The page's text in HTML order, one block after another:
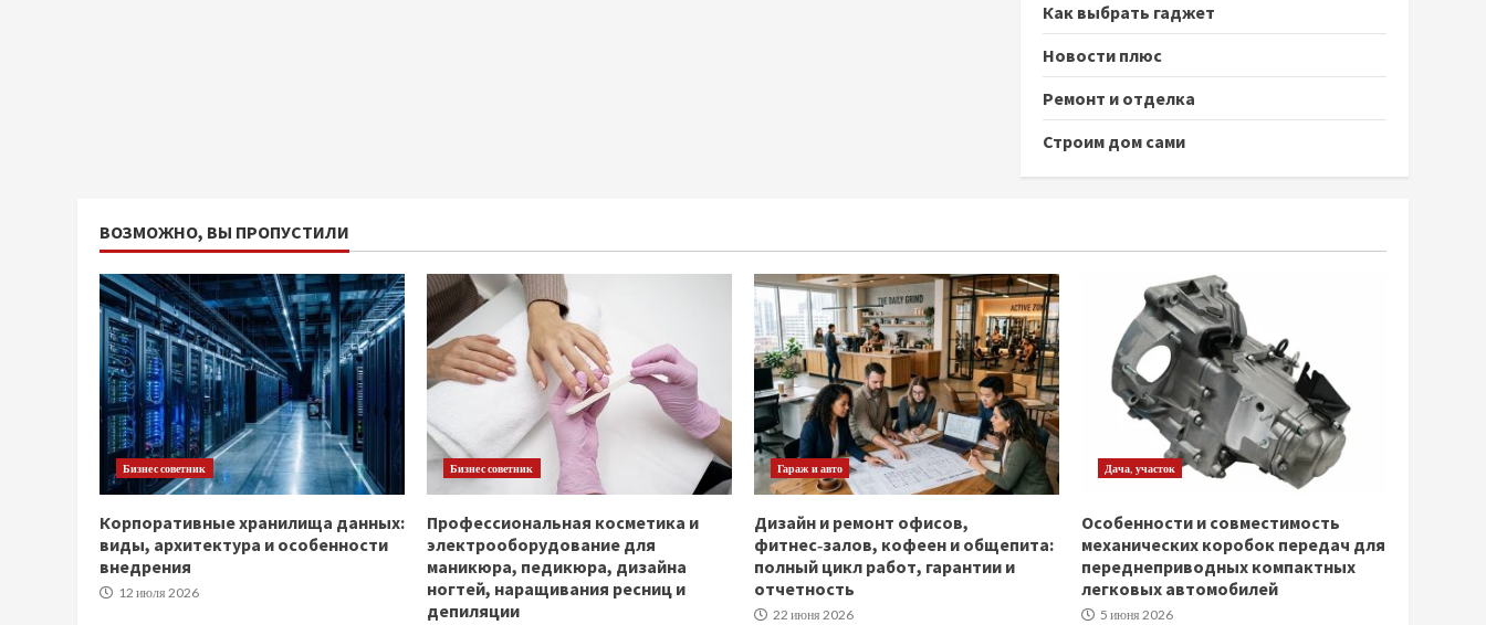
Как выбрать гаджет
Новости плюс
Ремонт и отделка
Строим дом сами
ВОЗМОЖНО, ВЫ ПРОПУСТИЛИ
Бизнес советник
Корпоративные хранилища данных:
виды, архитектура и особенности
внедрения
12 июля 2026
Бизнес советник
Профессиональная косметика и
электрооборудование для
маникюра, педикюра, дизайна
ногтей, наращивания ресниц и
депиляции
Гараж и авто
Дизайн и ремонт офисов,
фитнес‑залов, кофеен и общепита:
полный цикл работ, гарантии и
отчетность
22 июня 2026
Дача, участок
Особенности и совместимость
механических коробок передач для
переднеприводных компактных
легковых автомобилей
5 июня 2026